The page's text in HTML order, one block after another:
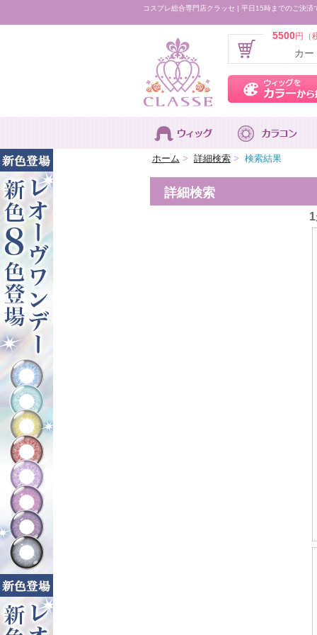
コスプレ総合専門店クラッセ | 平日15時までのご決済
5500円（
カー
ホーム > 詳細検索 > 検索結果
詳細検索
1